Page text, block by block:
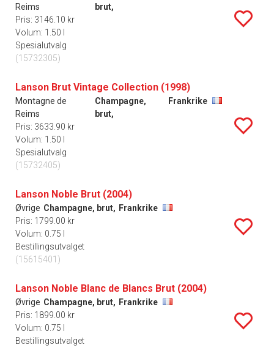
Reims
brut,
Pris: 3146.10 kr
Volum: 1.50 l
Spesialutvalg
(15732305)
Lanson Brut Vintage Collection (1998)
Montagne de
Reims
Champagne,
brut,
Frankrike
Pris: 3633.90 kr
Volum: 1.50 l
Spesialutvalg
(15732405)
Lanson Noble Brut (2004)
Øvrige Champagne, brut, Frankrike
Pris: 1799.00 kr
Volum: 0.75 l
Bestillingsutvalget
(15615401)
Lanson Noble Blanc de Blancs Brut (2004)
Øvrige Champagne, brut, Frankrike
Pris: 1899.00 kr
Volum: 0.75 l
Bestillingsutvalget